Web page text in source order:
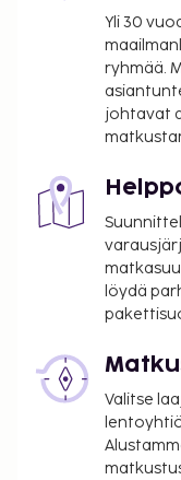
Yli 30
ryhmää.
johtavat
löydä
Valitse